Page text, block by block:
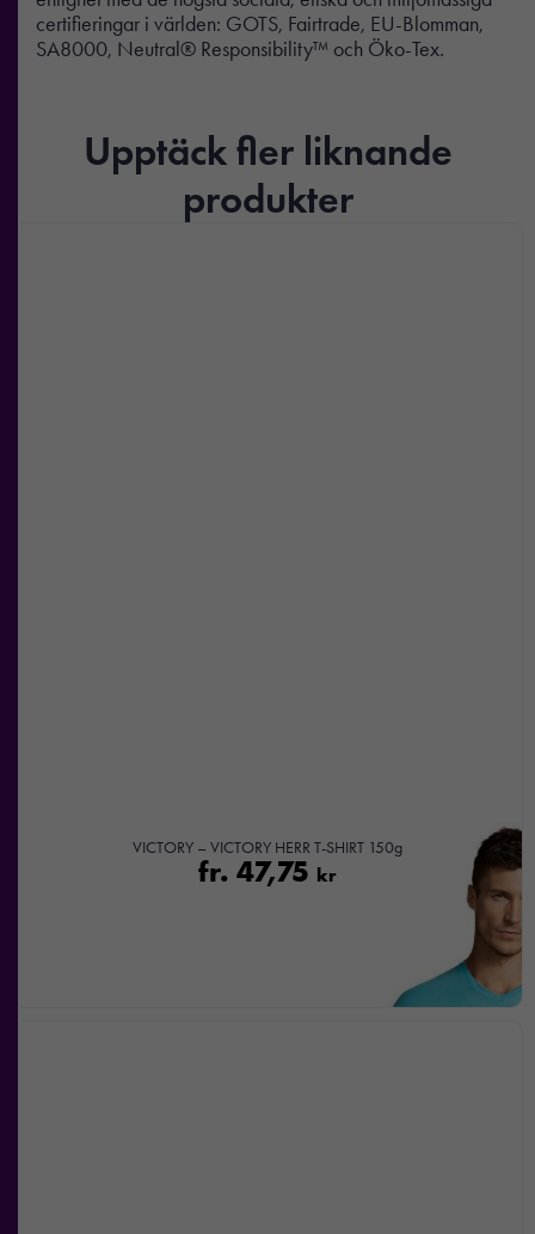
certifieringar i världen: GOTS, Fairtrade, EU-Blomman,
SA8000, Neutral® Responsibility™ och Öko-Tex.
Upptäck fler liknande
produkter
VICTORY – VICTORY HERR T-SHIRT 150g
fr. 47,75 kr